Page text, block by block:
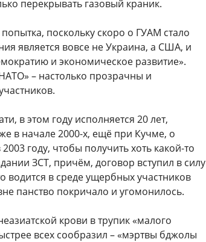
перекрывать газовый краник.
поскольку скоро о ГУАМ стало
является вовсе не Украина, а США, и
и экономическое развитие».
– настолько прозрачны и
в этом году исполняется 20 лет,
в начале 2000-х, ещё при Кучме, о
году, чтобы получить хоть какой-то
ЗСТ, причём, договор вступил в силу
водится в среде ущербных участников
панство покричало и угомонилось.
крови в трупик «малого
всех сообразил – «мэртвы бджолы